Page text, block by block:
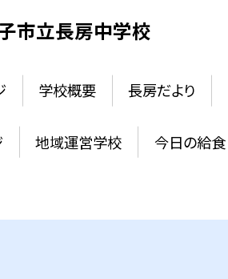
市立長房中学校
学校概要 長房だより
地域運営学校 今日の給食